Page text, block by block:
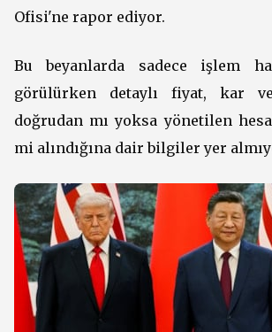
Ofisi'ne rapor ediyor.
Bu beyanlarda sadece işlem
görülürken detaylı fiyat, kar
doğrudan mı yoksa yönetilen
mi alındığına dair bilgiler yer